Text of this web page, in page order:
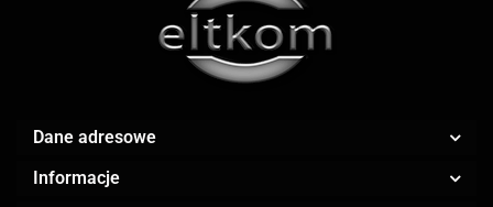
AMAZFIT
Dane adresowe
Informacje